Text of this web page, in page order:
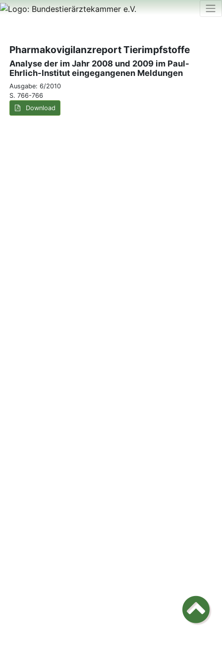
Pharmakovigilanzreport Tierimpfstoffe
Analyse der im Jahr 2008 und 2009 im Paul-
Ehrlich-Institut eingegangenen Meldungen
Ausgabe: 6/2010
S. 766-766
Download